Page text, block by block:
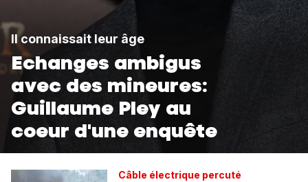
Il connaissait leur âge
Echanges ambigus
avec des mineures:
Guillaume Pley au
coeur d'une enquête
Câble électrique percuté